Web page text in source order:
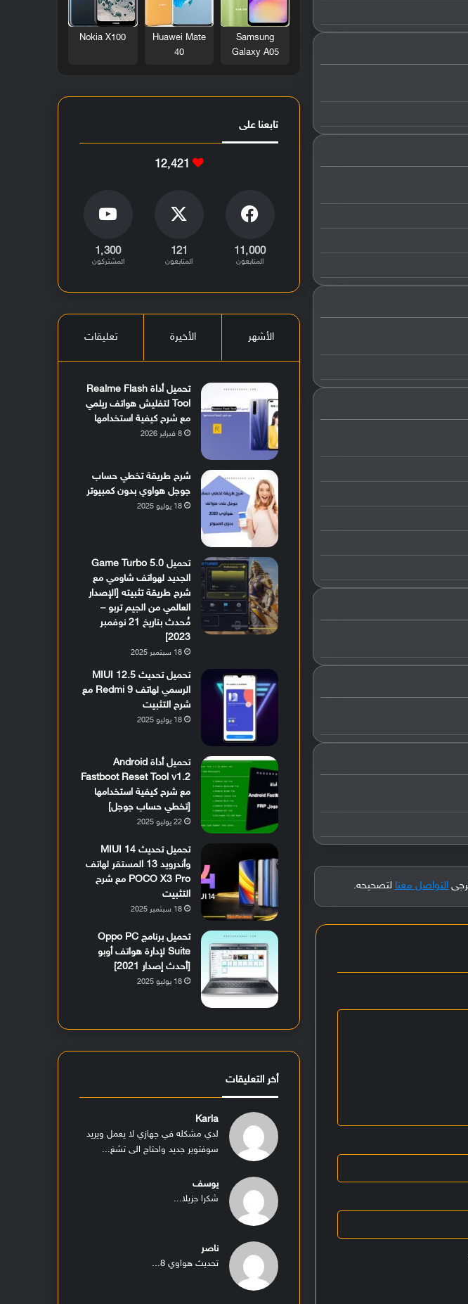
التواصل معنا لتصحيحه.
Samsung
Galaxy A05
Huawei Mate
40
Nokia X100
تابعنا على
12٬421
11٬000
المتابعون
121
المتابعون
1٬300
المشتركون
الأشهر الأخيرة تعليقات
تحميل أداة Realme Flash
Tool لتفليش هواتف ريلمي
مع شرح كيفية استخدامها
8 فبراير 2026
شرح طريقة تخطي حساب
جوجل هواوي بدون كمبيوتر
18 يوليو 2025
تحميل Game Turbo 5.0
الجديد لهواتف شاومي مع
شرح طريقة تثبيته [الإصدار
العالمي من الجيم تربو –
مُحدث بتاريخ 21 نوفمبر
2023]
18 سبتمبر 2025
تحميل تحديث MIUI 12.5
الرسمي لهاتف Redmi 9 مع
شرح التثبيت
18 يوليو 2025
تحميل أداة Android
Fastboot Reset Tool v1.2
مع شرح كيفية استخدامها
[تخطي حساب جوجل]
22 يوليو 2025
تحميل تحديث MIUI 14
وأندرويد 13 المستقر لهاتف
POCO X3 Pro مع شرح
التثبيت
18 سبتمبر 2025
تحميل برنامج Oppo PC
Suite لإدارة هواتف أوبو
[أحدث إصدار 2021]
18 يوليو 2025
أخر التعليقات
Karla
لدي مشكله في جهازي لا يعمل ويريد
سوفتوير جديد واحتاج الى تشغ...
يوسف
شكرا جزيلا...
ناصر
تحديث هواوي 8...